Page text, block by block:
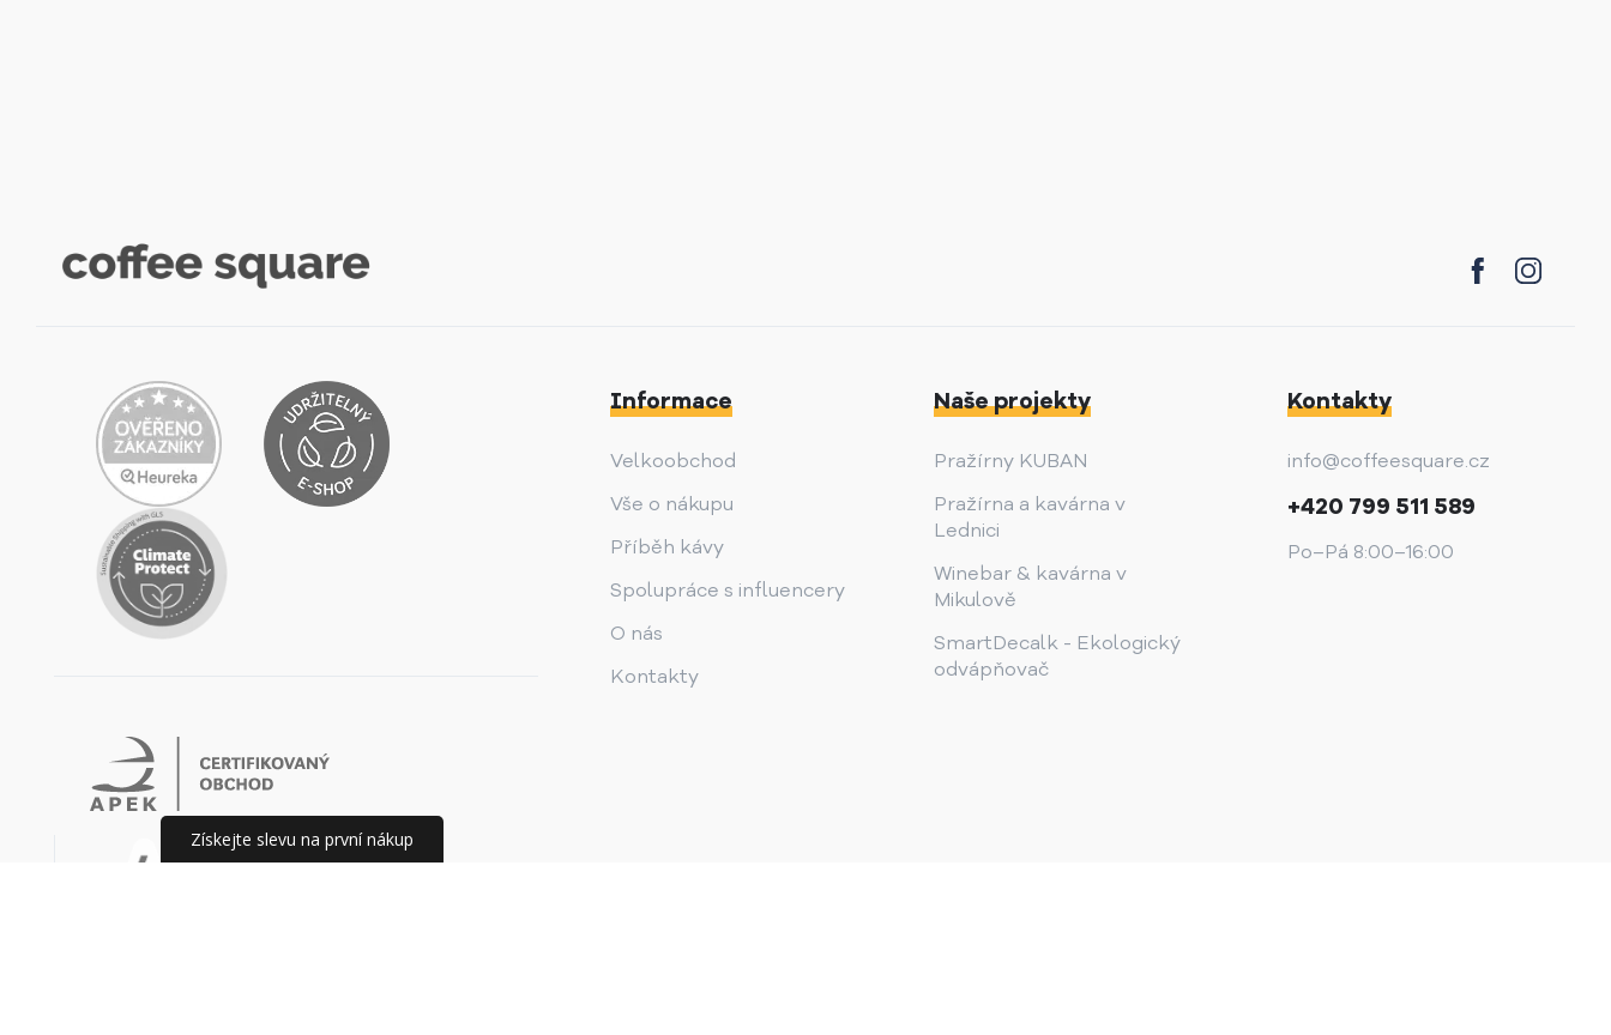
Informace
Velkoobchod
Vše o nákupu
Příběh kávy
Spolupráce s influencery
O nás
Kontakty
Naše projekty
Pražírny KUBAN
Pražírna a kavárna v
Lednici
Winebar & kavárna v
Mikulově
SmartDecalk - Ekologický
odvápňovač
Kontakty
info@coffeesquare.cz
+420 799 511 589
Po–Pá 8:00–16:00
Získejte slevu na první nákup